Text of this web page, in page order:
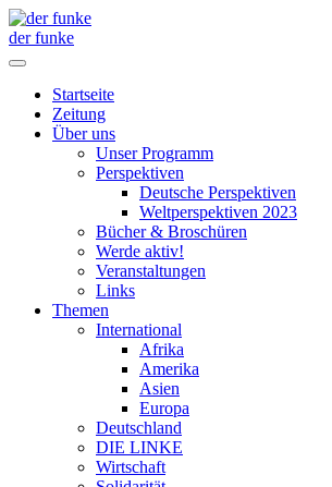
der funke
Startseite
Zeitung
Über uns
Unser Programm
Perspektiven
Deutsche Perspektiven
Weltperspektiven 2023
Bücher & Broschüren
Werde aktiv!
Veranstaltungen
Links
Themen
International
Afrika
Amerika
Asien
Europa
Deutschland
DIE LINKE
Wirtschaft